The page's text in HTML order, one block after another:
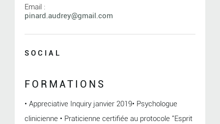
Email :
pinard.audrey@gmail.com
SOCIAL
FORMATIONS
• Appreciative Inquiry janvier 2019• Psychologue
clinicienne • Praticienne certifiée au protocole "Esprit